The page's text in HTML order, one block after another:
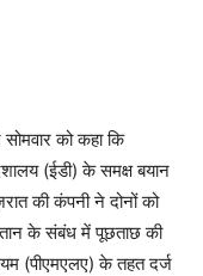
को कहा कि
(ईडी) के समक्ष बयान
की कंपनी ने दोनों को
के संबंध में पूछताछ की
(पीएमएलए) के तहत दर्ज